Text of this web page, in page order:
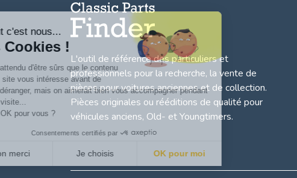
L'outil de référence des particuliers et
professionnels pour la recherche, la vente de
pièces pour voitures anciennes et de collection.
Pièces originales ou rééditions de qualité pour
véhicules anciens, Old- et Youngtimers.
Salut c'est nous...
les Cookies !
On a attendu d'être sûrs que le contenu
de ce site vous intéresse avant de
vous déranger, mais on aimerait bien vous accompagner pendant
C'est OK pour vous ?
Consentements certifiés par
Je choisis OK pour moi
Axeptio consent
Plateforme de Gestion du Consentement : Personnalisez vos